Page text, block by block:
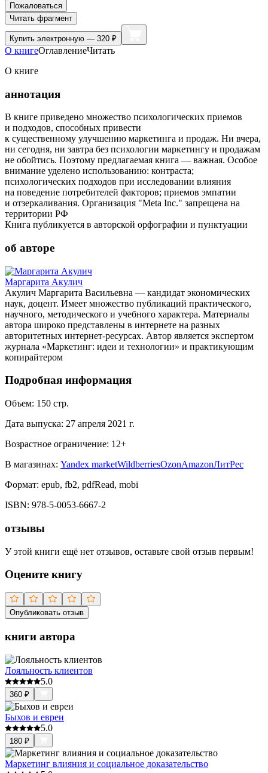
Пожаловаться
Читать фрагмент
Купить электронную — 320 ₽
О книгеОглавлениеЧитать
О книге
аннотация
В книге приведено множество психологических приемов
и подходов, способных привести
к существенному улучшению маркетинга и продаж. Ни вчера,
ни сегодня, ни завтра без психологии маркетингу и продажам
не обойтись. Поэтому предлагаемая книга — важная. Особое
внимание уделено использованию: контраста;
психологических подходов при исследовании влияния
на поведение потребителей факторов; приемов эмпатии
и отзеркаливания. Организация "Meta Inc." запрещена на
территории РФ
Книга публикуется в авторской орфографии и пунктуации
об авторе
Маргарита Акулич
Акулич Маргарита Васильевна — кандидат экономических
наук, доцент. Имеет множество публикаций практического,
научного, методического и учебного характера. Материалы
автора широко представлены в интернете на разных
авторитетных интернет-ресурсах. Автор является экспертом
журнала «Маркетинг: идеи и технологии» и практикующим
копирайтером
Подробная информация
Объем: 150 стр.
Дата выпуска: 27 апреля 2021 г.
Возрастное ограничение: 12+
В магазинах: Yandex marketWildberriesOzonAmazonЛитРес
Формат: epub, fb2, pdfRead, mobi
ISBN: 978-5-0053-6667-2
отзывы
У этой книги ещё нет отзывов, оставьте свой отзыв первым!
Оцените книгу
Опубликовать отзыв
книги автора
Лояльность клиентов
5.0
360 ₽
Быхов и евреи
5.0
180 ₽
Маркетинг влияния и социальное доказательство